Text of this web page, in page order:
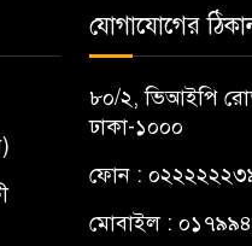
যোগাযোগের
৮০/২, ভিআইপি
ঢাকা-১০০০
ফোন :
মোবাইল :